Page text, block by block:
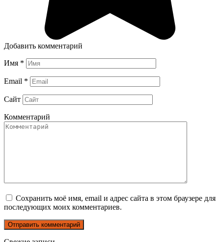
Добавить комментарий
Имя *
Email *
Сайт
Комментарий
Сохранить моё имя, email и адрес сайта в этом браузере для
последующих моих комментариев.